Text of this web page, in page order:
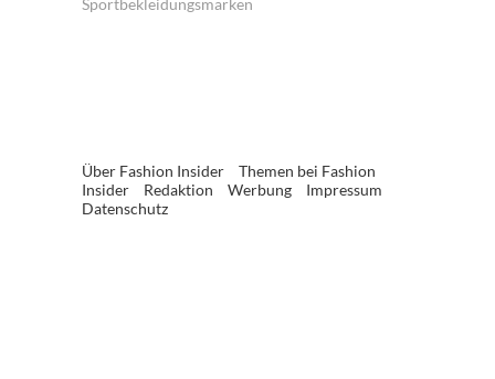
Sportbekleidungsmarken
Über Fashion Insider
Themen bei Fashion
Insider
Redaktion Werbung
Impressum
Datenschutz